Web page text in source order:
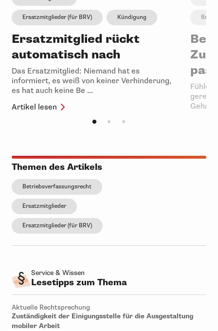
Ersatzmitglieder (für BRV) Kündigung
Ersatzmitglied rückt
automatisch nach
Das Ersatzmitglied: Niemand hat es
informiert, es weiß von keiner Verhinderung,
es hat auch keine Be ...
Artikel lesen
Zu
Fühlen
Themen des Artikels
Betriebsverfassungsrecht
Ersatzmitglieder
Ersatzmitglieder (für BRV)
Service & Wissen
Lesetipps zum Thema
Aktuelle Rechtsprechung
Zuständigkeit der Einigungsstelle für die Ausgestaltung
mobiler Arbeit